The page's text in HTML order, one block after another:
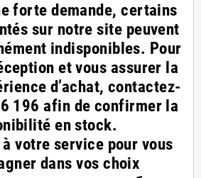
forte demande, certains
sur notre site peuvent
indisponibles. Pour
et vous assurer la
d’achat, contactez-
196 afin de confirmer la
en stock.
à votre service pour vous
dans vos choix